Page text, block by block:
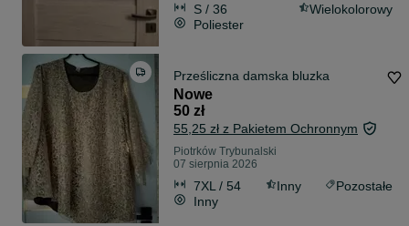
S / 36
Wielokolorowy
Poliester
Prześliczna damska bluzka
Nowe
50 zł
55,25 zł z Pakietem Ochronnym
Piotrków Trybunalski
07 sierpnia 2026
7XL / 54 Inny
Pozostałe
Inny